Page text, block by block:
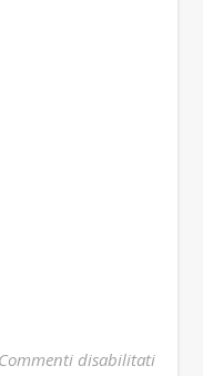
Commenti disabilitatisu